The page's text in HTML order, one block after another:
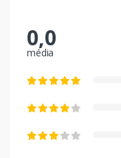
0,0
média